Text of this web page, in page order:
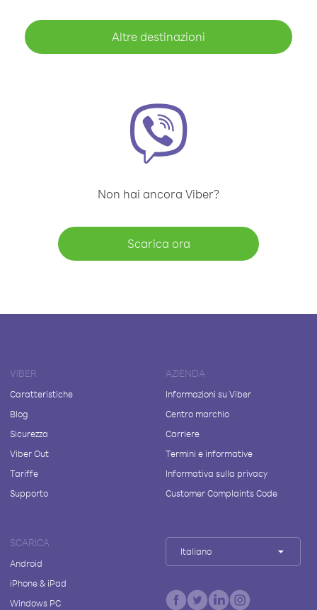
Altre destinazioni
Non hai ancora Viber?
Scarica ora
VIBER
Caratteristiche
Blog
Sicurezza
Viber Out
Tariffe
Supporto
AZIENDA
Informazioni su Viber
Centro marchio
Carriere
Termini e informative
Informativa sulla privacy
Customer Complaints Code
SCARICA
Android
iPhone & iPad
Windows PC
Italiano